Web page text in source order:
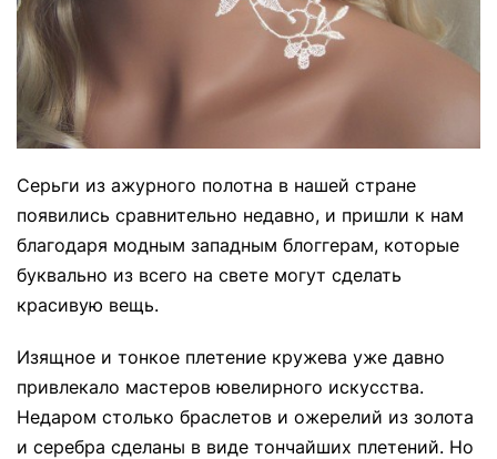
Серьги из ажурного полотна в нашей стране
появились сравнительно недавно, и пришли к нам
благодаря модным западным блоггерам, которые
буквально из всего на свете могут сделать
красивую вещь.
Изящное и тонкое плетение кружева уже давно
привлекало мастеров ювелирного искусства.
Недаром столько браслетов и ожерелий из золота
и серебра сделаны в виде тончайших плетений. Но